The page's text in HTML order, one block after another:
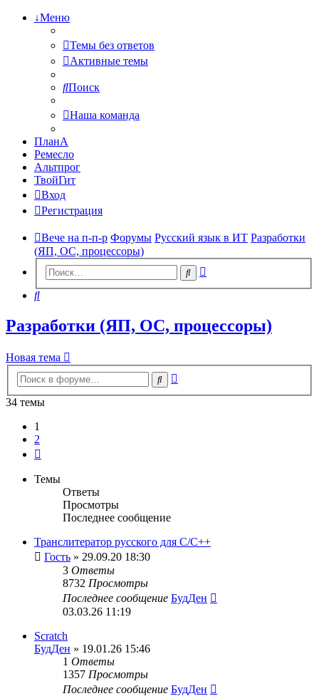
↓Меню
Темы без ответов
Активные темы
Поиск
Наша команда
ПланА
Ремесло
Альтпрог
ТвойГит
Вход
Регистрация
Вече на п-п-р Форумы Русский язык в ИТ Разработки
(ЯП, ОС, процессоры)
Поиск
Поиск
Разработки (ЯП, ОС, процессоры)
Новая тема
Поиск
34 темы
1
2
Темы
Ответы
Просмотры
Последнее сообщение
Транслитератор русского для С/С++
Гость » 29.09.20 18:30
3 Ответы
8732 Просмотры
Последнее сообщение БудДен
03.03.26 11:19
Scratch
БудДен » 19.01.26 15:46
1 Ответы
1357 Просмотры
Последнее сообщение БудДен